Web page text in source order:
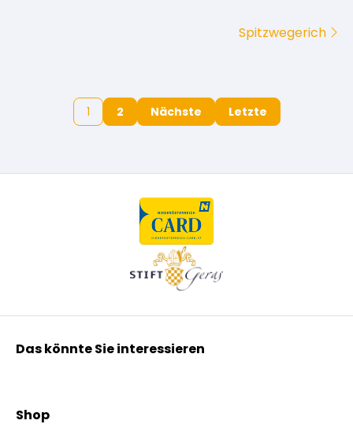
Spitzwegerich
1 2 Nächste Letzte
Das könnte Sie interessieren
Shop